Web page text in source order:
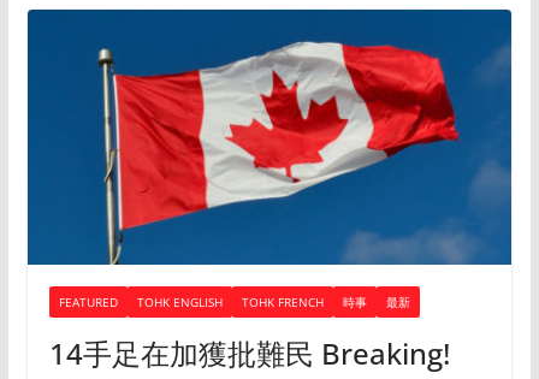
FEATURED TOHK ENGLISH TOHK FRENCH 時事 最新
14手足在加獲批難民 Breaking!